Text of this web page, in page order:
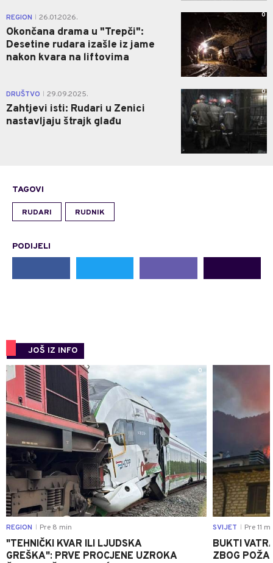
REGION 26.01.2026.
Okončana drama u "Trepči":
Desetine rudara izašle iz jame
nakon kvara na liftovima
0
DRUŠTVO 29.09.2025.
Zahtjevi isti: Rudari u Zenici
nastavljaju štrajk glađu
0
TAGOVI
RUDARI RUDNIK
PODIJELI
JOŠ IZ INFO
0
REGION Pre 8 min
"TEHNIČKI KVAR ILI LJUDSKA
GREŠKA": PRVE PROCJENE UZROKA
SVIJET Pre 11
BUKTI
ZBOG